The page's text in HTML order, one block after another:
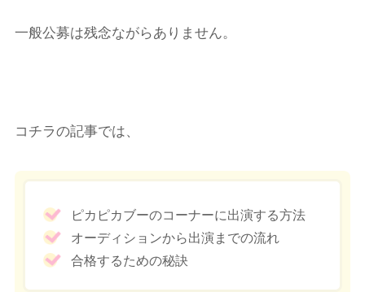
一般公募は残念ながらありません。
コチラの記事では、
ピカピカブーのコーナーに出演する方法
オーディションから出演までの流れ
合格するための秘訣